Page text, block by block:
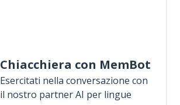
Chiacchiera con MemBot
Esercitati nella conversazione con
il nostro partner AI per lingue